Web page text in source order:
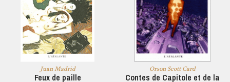
Juan Madrid
Feux de paille
Orson Scott Card
Contes de Capitole et de la